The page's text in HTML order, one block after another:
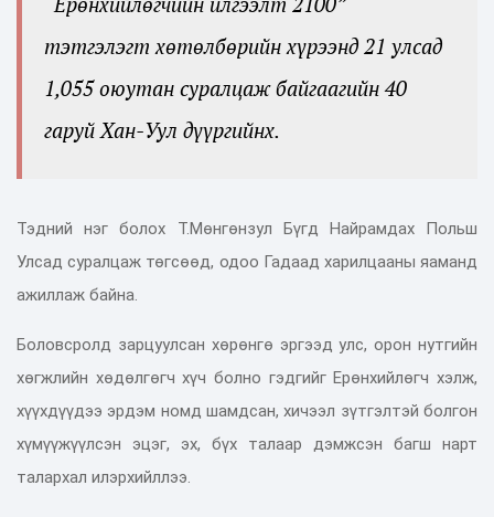
тэтгэлэгт хөтөлбөрийн хүрээнд 21 улсад
1,055 оюутан суралцаж байгаагийн 40
гаруй Хан-Уул дүүргийнх.
Тэдний нэг болох Т.Мөнгөнзул Бүгд Найрамдах Польш
Улсад суралцаж төгсөөд, одоо Гадаад харилцааны яаманд
ажиллаж байна.
Боловсролд зарцуулсан хөрөнгө эргээд улс, орон нутгийн
хөгжлийн хөдөлгөгч хүч болно гэдгийг Ерөнхийлөгч хэлж,
хүүхдүүдээ эрдэм номд шамдсан, хичээл зүтгэлтэй болгон
хүмүүжүүлсэн эцэг, эх, бүх талаар дэмжсэн багш нарт
талархал илэрхийллээ.